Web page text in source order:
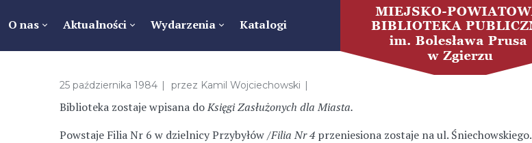
O nas Aktualności Wydarzenia Katalogi
25 października 1984 przez Kamil Wojciechowski
Biblioteka zostaje wpisana doKsięgi Zasłużonych dla Miasta.
Powstaje Filia Nr 6 w dzielnicy Przybyłów /Filia Nr 4przeniesiona zostaje na ul. Śniechowskiego.